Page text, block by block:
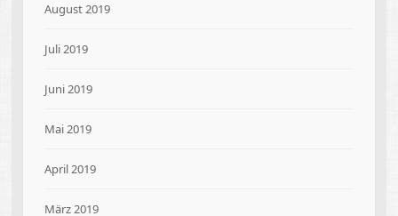
August 2019
Juli 2019
Juni 2019
Mai 2019
April 2019
März 2019